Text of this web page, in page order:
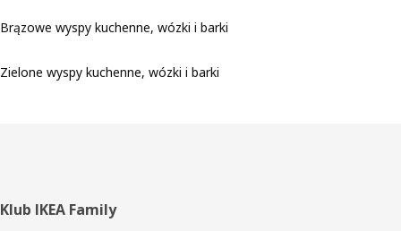
Brązowe wyspy kuchenne, wózki i barki
Zielone wyspy kuchenne, wózki i barki
Stopka
Klub IKEA Family